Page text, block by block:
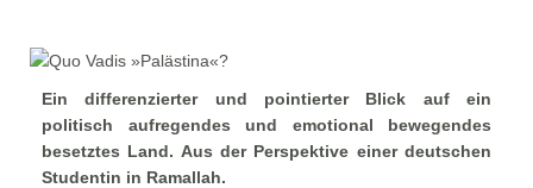
Ein differenzierter und pointierter Blick auf ein
politisch aufregendes und emotional bewegendes
besetztes Land. Aus der Perspektive einer deutschen
Studentin in Ramallah.